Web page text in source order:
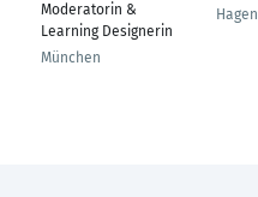
Moderatorin &
Learning Designerin
München
Hagen